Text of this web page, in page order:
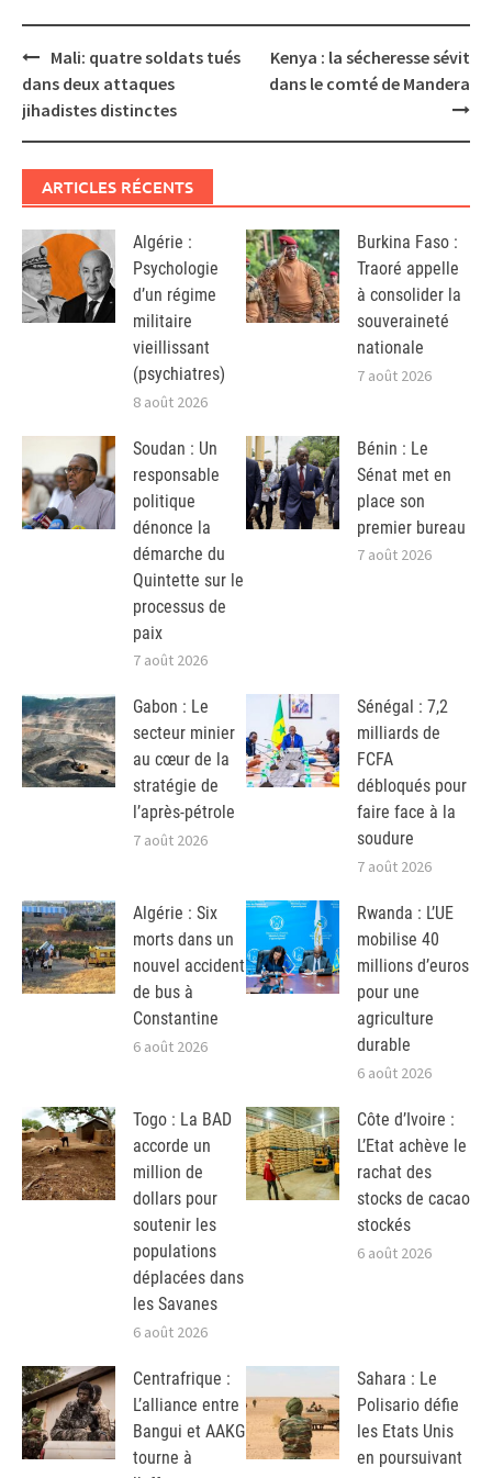
Post
navigation
Mali: quatre soldats tués
dans deux attaques
jihadistes distinctes
Kenya : la sécheresse sévit
dans le comté de Mandera
ARTICLES RÉCENTS
Algérie :
Psychologie
d’un régime
militaire
vieillissant
(psychiatres)
8 août 2026
Burkina Faso :
Traoré appelle
à consolider la
souveraineté
nationale
7 août 2026
Soudan : Un
responsable
politique
dénonce la
démarche du
Quintette sur le
processus de
paix
7 août 2026
Bénin : Le
Sénat met en
place son
premier bureau
7 août 2026
Gabon : Le
secteur minier
au cœur de la
stratégie de
l’après-pétrole
7 août 2026
Sénégal : 7,2
milliards de
FCFA
débloqués pour
faire face à la
soudure
7 août 2026
Algérie : Six
morts dans un
nouvel accident
de bus à
Constantine
6 août 2026
Rwanda : L’UE
mobilise 40
millions d’euros
pour une
agriculture
durable
6 août 2026
Togo : La BAD
accorde un
million de
dollars pour
soutenir les
populations
déplacées dans
les Savanes
6 août 2026
Côte d’Ivoire :
L’Etat achève le
rachat des
stocks de cacao
stockés
6 août 2026
Centrafrique :
L’alliance entre
Bangui et AAKG
tourne à
Sahara : Le
Polisario défie
les Etats Unis
en poursuivant